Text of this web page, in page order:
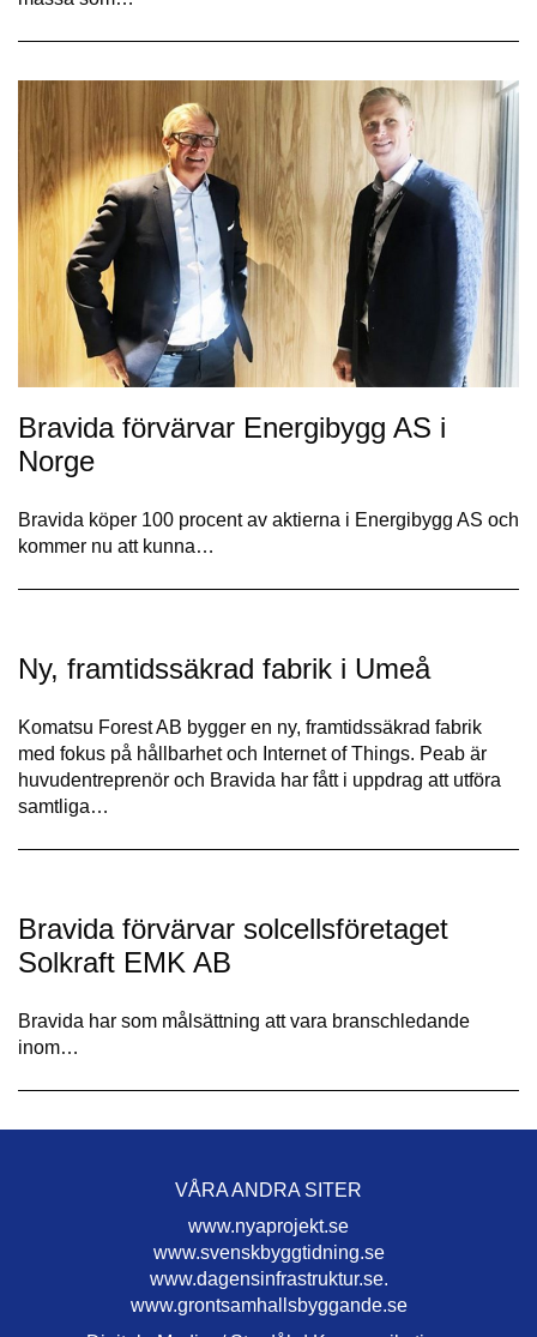
Bravida förvärvar Energibygg AS i
Norge
Bravida köper 100 procent av aktierna i Energibygg AS och
kommer nu att kunna…
Ny, framtidssäkrad fabrik i Umeå
Komatsu Forest AB bygger en ny, framtidssäkrad fabrik
med fokus på hållbarhet och Internet of Things. Peab är
huvudentreprenör och Bravida har fått i uppdrag att utföra
samtliga…
Bravida förvärvar solcellsföretaget
Solkraft EMK AB
Bravida har som målsättning att vara branschledande
inom…
VÅRA ANDRA SITER
www.nyaprojekt.se
www.svenskbyggtidning.se
www.dagensinfrastruktur.se.
www.grontsamhallsbyggande.se